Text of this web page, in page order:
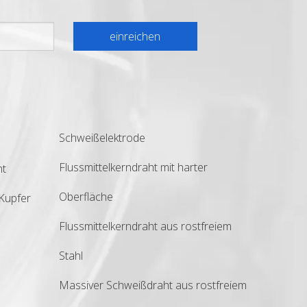
einreichen
Schweißelektrode
Flussmittelkerndraht mit harter
Oberfläche
Flussmittelkerndraht aus rostfreiem
Stahl
Massiver Schweißdraht aus rostfreiem